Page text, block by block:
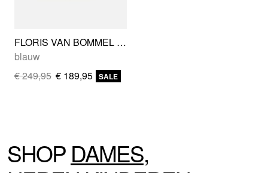
FLORIS VAN BOMMEL SFM-10143-34-01
blauw
€ 249,95 € 189,95 SALE
SHOP DAMES,